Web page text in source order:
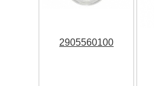
2905560100